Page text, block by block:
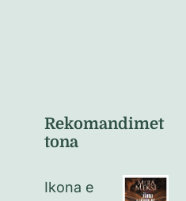
Politikat e kthimeve
Rekomandimet
tona
Ikona e